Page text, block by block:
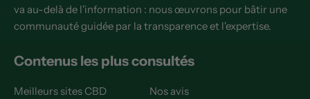
va au-delà de l'information : nous œuvrons pour bâtir une
communauté guidée par la transparence et l'expertise.
Contenus les plus consultés
Meilleurs sites CBD
Nos avis